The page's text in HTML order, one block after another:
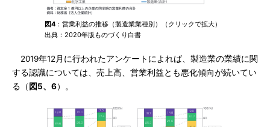
図4 ：営業利益の推移（製造業業種別）（クリックで拡大）
出典：2020年版ものづくり白書
2019年12月に行われたアンケートによれば、製造業の業績に関
する認識については、売上高、営業利益とも悪化傾向が続いてい
る（ 図5、6）。